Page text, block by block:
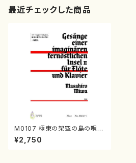
最近チェックした商品
M0107 極東の架空の島の唄 II
（フルート，ピアノ/三輪眞弘/楽
譜）
¥2,750